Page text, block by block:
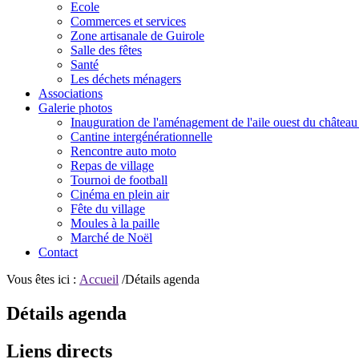
Ecole
Commerces et services
Zone artisanale de Guirole
Salle des fêtes
Santé
Les déchets ménagers
Associations
Galerie photos
Inauguration de l'aménagement de l'aile ouest du
Cantine intergénérationnelle
Rencontre auto moto
Repas de village
Tournoi de football
Cinéma en plein air
Fête du village
Moules à la paille
Marché de Noël
Contact
Vous êtes ici : Accueil /Détails agenda
Détails agenda
Liens directs